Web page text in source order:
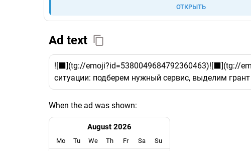
ОТКРЫТЬ
Ad text
![⬛️](tg://emoji?id=5380049684792360463)![⬛️](tg://
ситуации: подберем нужный сервис, выделим
When the ad was shown:
August 2026
Mo Tu We Th Fr Sa Su